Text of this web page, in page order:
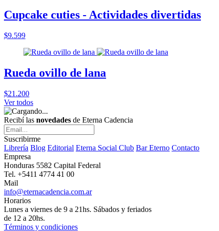
Cupcake cuties - Actividades divertidas
$9.599
Rueda ovillo de lana
$21.200
Ver todos
Recibí las novedades de Eterna Cadencia
Suscribirme
Librería Blog Editorial Eterna Social Club Bar Eterno Contacto
Empresa
Honduras 5582 Capital Federal
Tel. +5411 4774 41 00
Mail
info@eternacadencia.com.ar
Horarios
Lunes a viernes de 9 a 21hs. Sábados y feriados
de 12 a 20hs.
Términos y condiciones